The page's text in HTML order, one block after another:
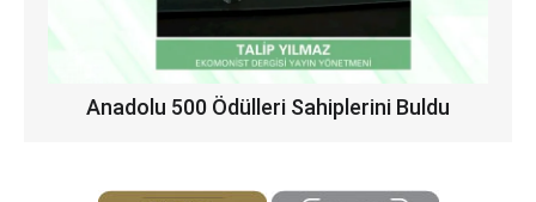
Anadolu 500 Ödülleri Sahiplerini Buldu